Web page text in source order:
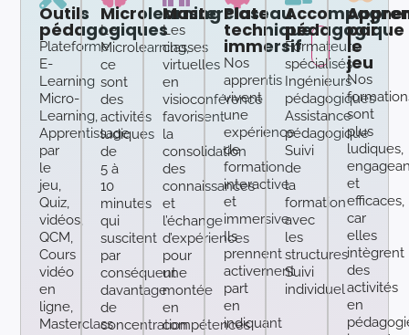
Outils
pédagogiques
Plateforme
E-
Learning
Micro-
Learning,
Apprentissage
par
le
jeu,
Quiz,
vidéos,
QCM,
Cours
vidéo
en
ligne,
Masterclass
Microlearning
Le
Microlearning,
ce
sont
des
activités
ludiques
de
5 à
10
minutes
qui
suscitent
par
conséquent
davantage
de
concentration
Masterclass
Les
classes
virtuelles
en
visioconférence
favorisent
la
consolidation
des
connaissances
et
l’échange
d’expériences
pour
une
montée
en
compétences
Plateau
technique
immersif
Nos
apprentis
vivent
une
expérience
de
formation
interactive
et
immersive.
Ils
prennent
activement
part
en
indiquant
pédagogique
Formateurs
spécialisés
Ingénieurs
pédagogiques
Assistance
pédagogique
Suivi
de
la
formation
avec
les
structures
Suivi
individuel
par
le
jeu
Nos
sont
plus
ludiques,
et
efficaces,
car
elles
intègrent
des
activités
en